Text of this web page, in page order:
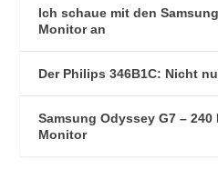
Ich schaue mit den
Monitor an
Der Philips 346B1C: Nicht
Samsung Odyssey G7 – 240
Monitor